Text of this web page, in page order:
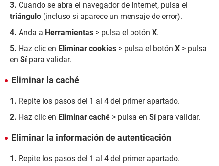
Cuando se abra el navegador de Internet, pulsa el
triángulo (incluso si aparece un mensaje de error).
Anda a Herramientas > pulsa el botón X.
Haz clic en Eliminar cookies > pulsa el botón X > pulsa
en Sípara validar.
Eliminar la caché
Repite los pasos del 1 al 4 del primer apartado.
Haz clic en Eliminar caché > pulsa en Sípara validar.
Eliminar la información de autenticación
Repite los pasos del 1 al 4 del primer apartado.